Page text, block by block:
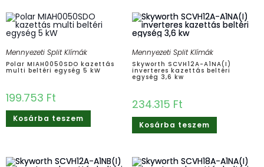
Mennyezeti Split Klímák
Polar MIAH0050SDO kazettás
multi beltéri egység 5 kW
199.753 Ft
Kosárba teszem
Mennyezeti Split Klímák
Skyworth SCVH12A-A1NA(I)
inverteres kazettás beltéri
egység 3,6 kw
234.315 Ft
Kosárba teszem